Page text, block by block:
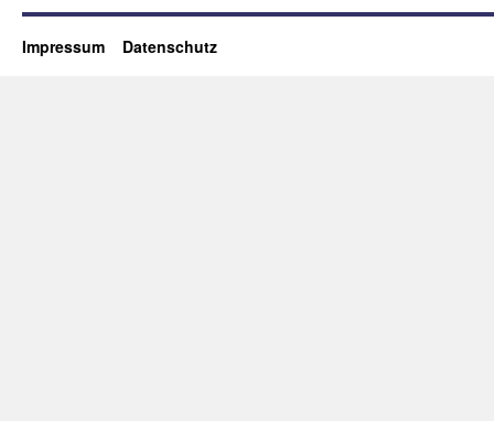
Impressum Datenschutz